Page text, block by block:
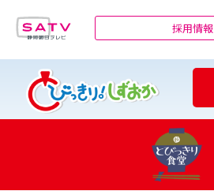
採用情報